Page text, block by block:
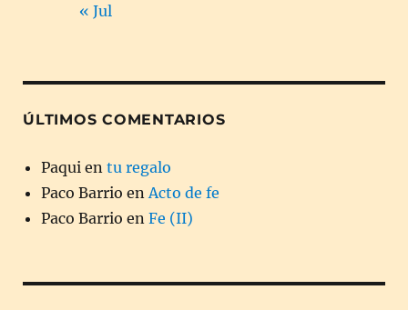
« Jul
ÚLTIMOS COMENTARIOS
Paqui en tu regalo
Paco Barrio en Acto de fe
Paco Barrio en Fe (II)